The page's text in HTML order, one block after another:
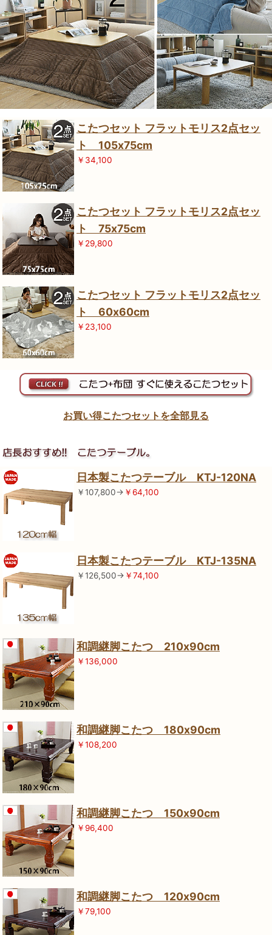
こたつセット フラットモリス2点セッ
ト 105x75cm
￥34,100
こたつセット フラットモリス2点セッ
ト 75x75cm
￥29,800
こたつセット フラットモリス2点セッ
ト 60x60cm
￥23,100
お買い得こたつセットを全部見る
日本製こたつテーブル KTJ-120NA
￥107,800→ ￥64,100
日本製こたつテーブル KTJ-135NA
￥126,500→ ￥74,100
和調継脚こたつ 210x90cm
￥136,000
和調継脚こたつ 180x90cm
￥108,200
和調継脚こたつ 150x90cm
￥96,400
和調継脚こたつ 120x90cm
￥79,100